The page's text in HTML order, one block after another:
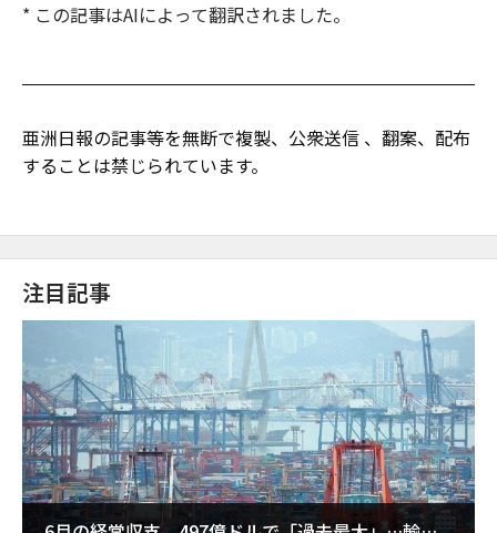
* この記事はAIによって翻訳されました。
亜洲日報の記事等を無断で複製、公衆送信 、翻案、配布
することは禁じられています。
注目記事